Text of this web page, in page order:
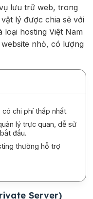
lưu trữ web, trong
lý được chia sẻ với
loại hosting Việt Nam
nhỏ, có lượng
chi phí thấp nhất.
lý trực quan, dễ sử
đầu.
thường hỗ trợ
Server)